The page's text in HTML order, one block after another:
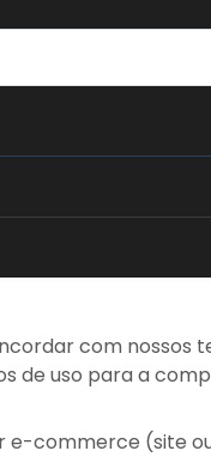
de
com nossos
uso para a
e-commerce (site